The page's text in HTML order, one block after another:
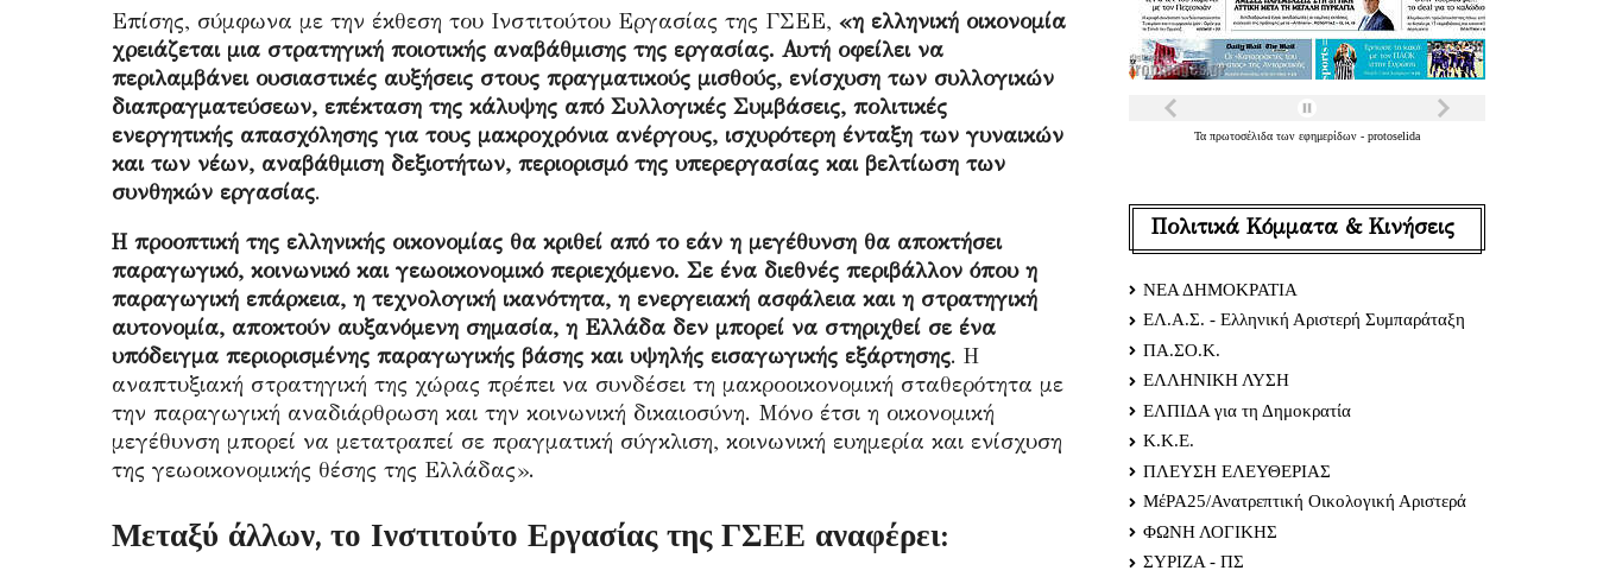
Επίσης, σύμφωνα με την έκθεση του Ινστιτούτου Εργασίας της ΓΣΕΕ, «η ελληνική οικονομία
χρειάζεται μια στρατηγική ποιοτικής αναβάθμισης της εργασίας. Αυτή οφείλει να
περιλαμβάνει ουσιαστικές αυξήσεις στους πραγματικούς μισθούς, ενίσχυση των συλλογικών
διαπραγματεύσεων, επέκταση της κάλυψης από Συλλογικές Συμβάσεις, πολιτικές
ενεργητικής απασχόλησης για τους μακροχρόνια ανέργους, ισχυρότερη ένταξη των γυναικών
και των νέων, αναβάθμιση δεξιοτήτων, περιορισμό της υπερεργασίας και βελτίωση των
συνθηκών εργασίας.
Η προοπτική της ελληνικής οικονομίας θα κριθεί από το εάν η μεγέθυνση θα αποκτήσει
παραγωγικό, κοινωνικό και γεωοικονομικό περιεχόμενο. Σε ένα διεθνές περιβάλλον όπου η
παραγωγική επάρκεια, η τεχνολογική ικανότητα, η ενεργειακή ασφάλεια και η στρατηγική
αυτονομία, αποκτούν αυξανόμενη σημασία, η Ελλάδα δεν μπορεί να στηριχθεί σε ένα
υπόδειγμα περιορισμένης παραγωγικής βάσης και υψηλής εισαγωγικής εξάρτησης. Η
αναπτυξιακή στρατηγική της χώρας πρέπει να συνδέσει τη μακροοικονομική σταθερότητα με
την παραγωγική αναδιάρθρωση και την κοινωνική δικαιοσύνη. Μόνο έτσι η οικονομική
μεγέθυνση μπορεί να μετατραπεί σε πραγματική σύγκλιση, κοινωνική ευημερία και ενίσχυση
της γεωοικονομικής θέσης της Ελλάδας».
Μεταξύ άλλων, το Ινστιτούτο Εργασίας της ΓΣΕΕ αναφέρει:
Τα πρωτοσέλιδα των εφημερίδων - protoselida
Πολιτικά Κόμματα & Κινήσεις
ΝΕΑ ΔΗΜΟΚΡΑΤΙΑ
ΕΛ.Α.Σ. - Ελληνική Αριστερή Συμπαράταξη
ΠΑ.ΣΟ.Κ.
ΕΛΛΗΝΙΚΗ ΛΥΣΗ
ΕΛΠΙΔΑ για τη Δημοκρατία
Κ.Κ.Ε.
ΠΛΕΥΣΗ ΕΛΕΥΘΕΡΙΑΣ
ΜέΡΑ25/Ανατρεπτική Οικολογική Αριστερά
ΦΩΝΗ ΛΟΓΙΚΗΣ
ΣΥΡΙΖΑ - ΠΣ